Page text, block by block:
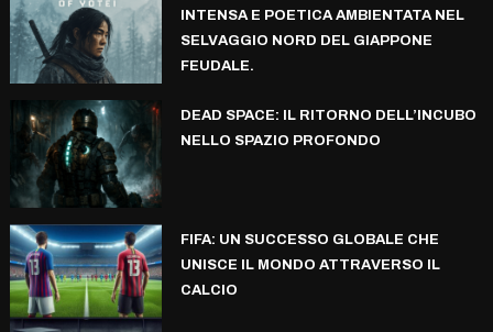
INTENSA E POETICA AMBIENTATA NEL
SELVAGGIO NORD DEL GIAPPONE
FEUDALE.
DEAD SPACE: IL RITORNO DELL’INCUBO
NELLO SPAZIO PROFONDO
FIFA: UN SUCCESSO GLOBALE CHE
UNISCE IL MONDO ATTRAVERSO IL
CALCIO